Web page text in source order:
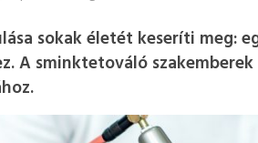
sokak életét keseríti meg:
A sminktetováló